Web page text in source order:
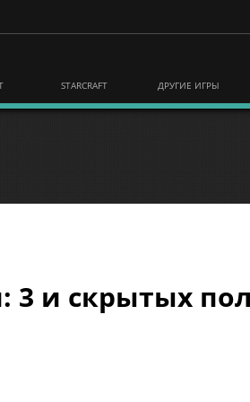
STARCRAFT ДРУГИЕ ИГРЫ
3 и скрытых